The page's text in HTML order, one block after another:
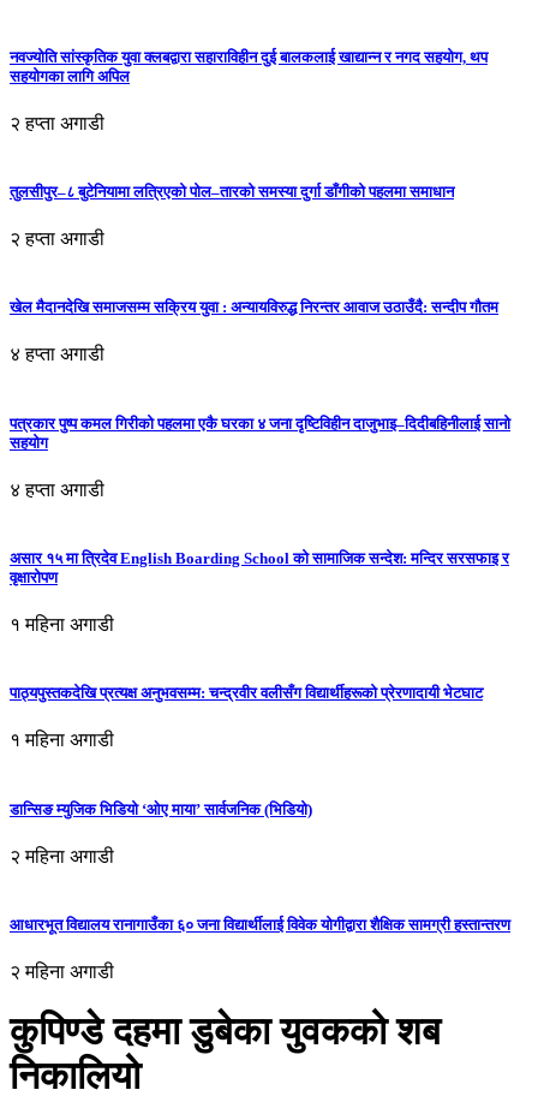
नवज्योति सांस्कृतिक युवा क्लबद्वारा सहाराविहीन दुई बालकलाई खाद्यान्न र नगद सहयोग, थप
सहयोगका लागि अपिल
२ हप्ता अगाडी
तुलसीपुर–८ बुटेनियामा लत्रिएको पोल–तारको समस्या दुर्गा डाँगीको पहलमा समाधान
२ हप्ता अगाडी
खेल मैदानदेखि समाजसम्म सक्रिय युवा : अन्यायविरुद्ध निरन्तर आवाज उठाउँदै: सन्दीप गौतम
४ हप्ता अगाडी
पत्रकार पुष्प कमल गिरीको पहलमा एकै घरका ४ जना दृष्टिविहीन दाजुभाइ–दिदीबहिनीलाई सानो
सहयोग
४ हप्ता अगाडी
असार १५ मा त्रिदेव English Boarding School को सामाजिक सन्देश: मन्दिर सरसफाइ र
वृक्षारोपण
१ महिना अगाडी
पाठ्यपुस्तकदेखि प्रत्यक्ष अनुभवसम्म: चन्द्रवीर वलीसँग विद्यार्थीहरूको प्रेरणादायी भेटघाट
१ महिना अगाडी
डान्सिङ म्युजिक भिडियो ‘ओए माया’ सार्वजनिक (भिडियो)
२ महिना अगाडी
आधारभूत विद्यालय रानागाउँका ६० जना विद्यार्थीलाई विवेक योगीद्वारा शैक्षिक सामग्री हस्तान्तरण
२ महिना अगाडी
कुपिण्डे दहमा डुबेका युवकको शब
निकालियो